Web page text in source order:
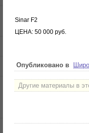
Sinar F2
ЦЕНА: 50 000 руб.
Опубликовано в
Другие материалы в